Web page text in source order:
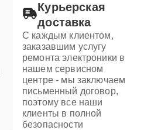
Курьерская
доставка
С каждым клиентом,
заказавшим услугу
ремонта электроники в
нашем сервисном
центре - мы заключаем
письменный договор,
поэтому все наши
клиенты в полной
безопасности